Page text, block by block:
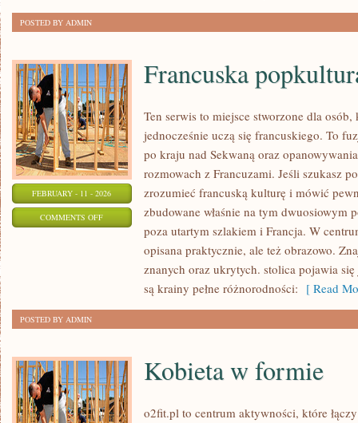
POSTED BY ADMIN
FEBRUARY - 11 - 2026
COMMENTS OFFON
FRANCUSKA
POPKULTURA
Francuska
Ten serwis to miejsce stworzone dla
jednocześnie uczą się francuskiego. To
po kraju nad Sekwaną oraz
rozmowach z Francuzami. Jeśli szukasz
zrozumieć francuską kulturę i mówić
zbudowane właśnie na tym dwuosiowym
poza utartym szlakiem i Francja. W
opisana praktycznie, ale też obrazowo.
znanych oraz ukrytych. stolica pojawia
są krainy pełne różnorodności: [ Read
POSTED BY ADMIN
Kobieta w formie
o2fit.pl to centrum aktywności, które